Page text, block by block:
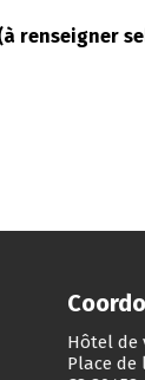
renseigner
Hôtel de
Place